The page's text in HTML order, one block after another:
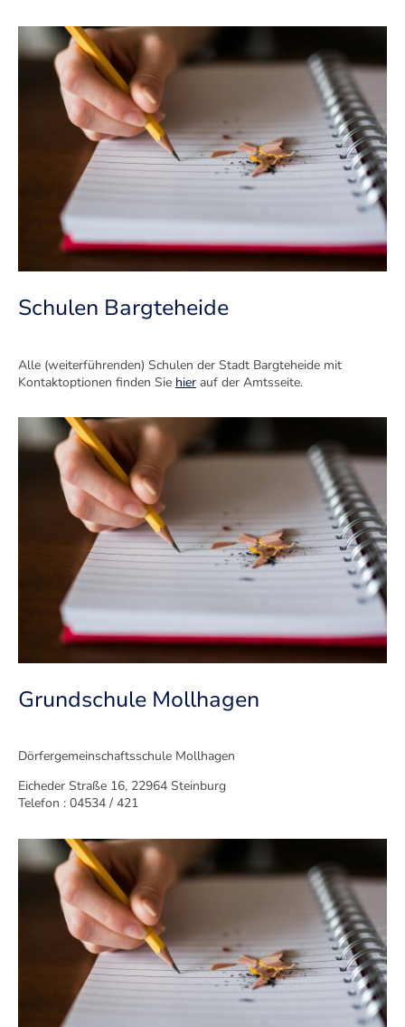
Schulen Bargteheide
Alle (weiterführenden) Schulen der Stadt Bargteheide mit
Kontaktoptionen finden Sie hier auf der Amtsseite.
Grundschule Mollhagen
Dörfergemeinschaftsschule Mollhagen
Eicheder Straße 16, 22964 Steinburg
Telefon : 04534 / 421